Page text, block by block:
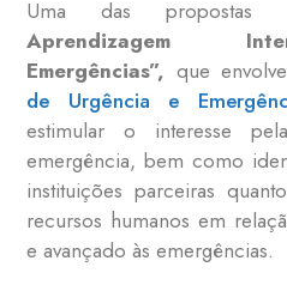
Uma das
Aprendizagem
Emergências”, que
de Urgência e
estimular o interesse
emergência, bem como
instituições parceiras
recursos humanos em
e avançado às emergências.